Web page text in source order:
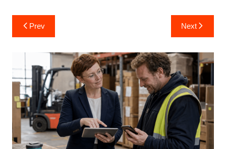
Bejegyzés
navigáció
Prev Next